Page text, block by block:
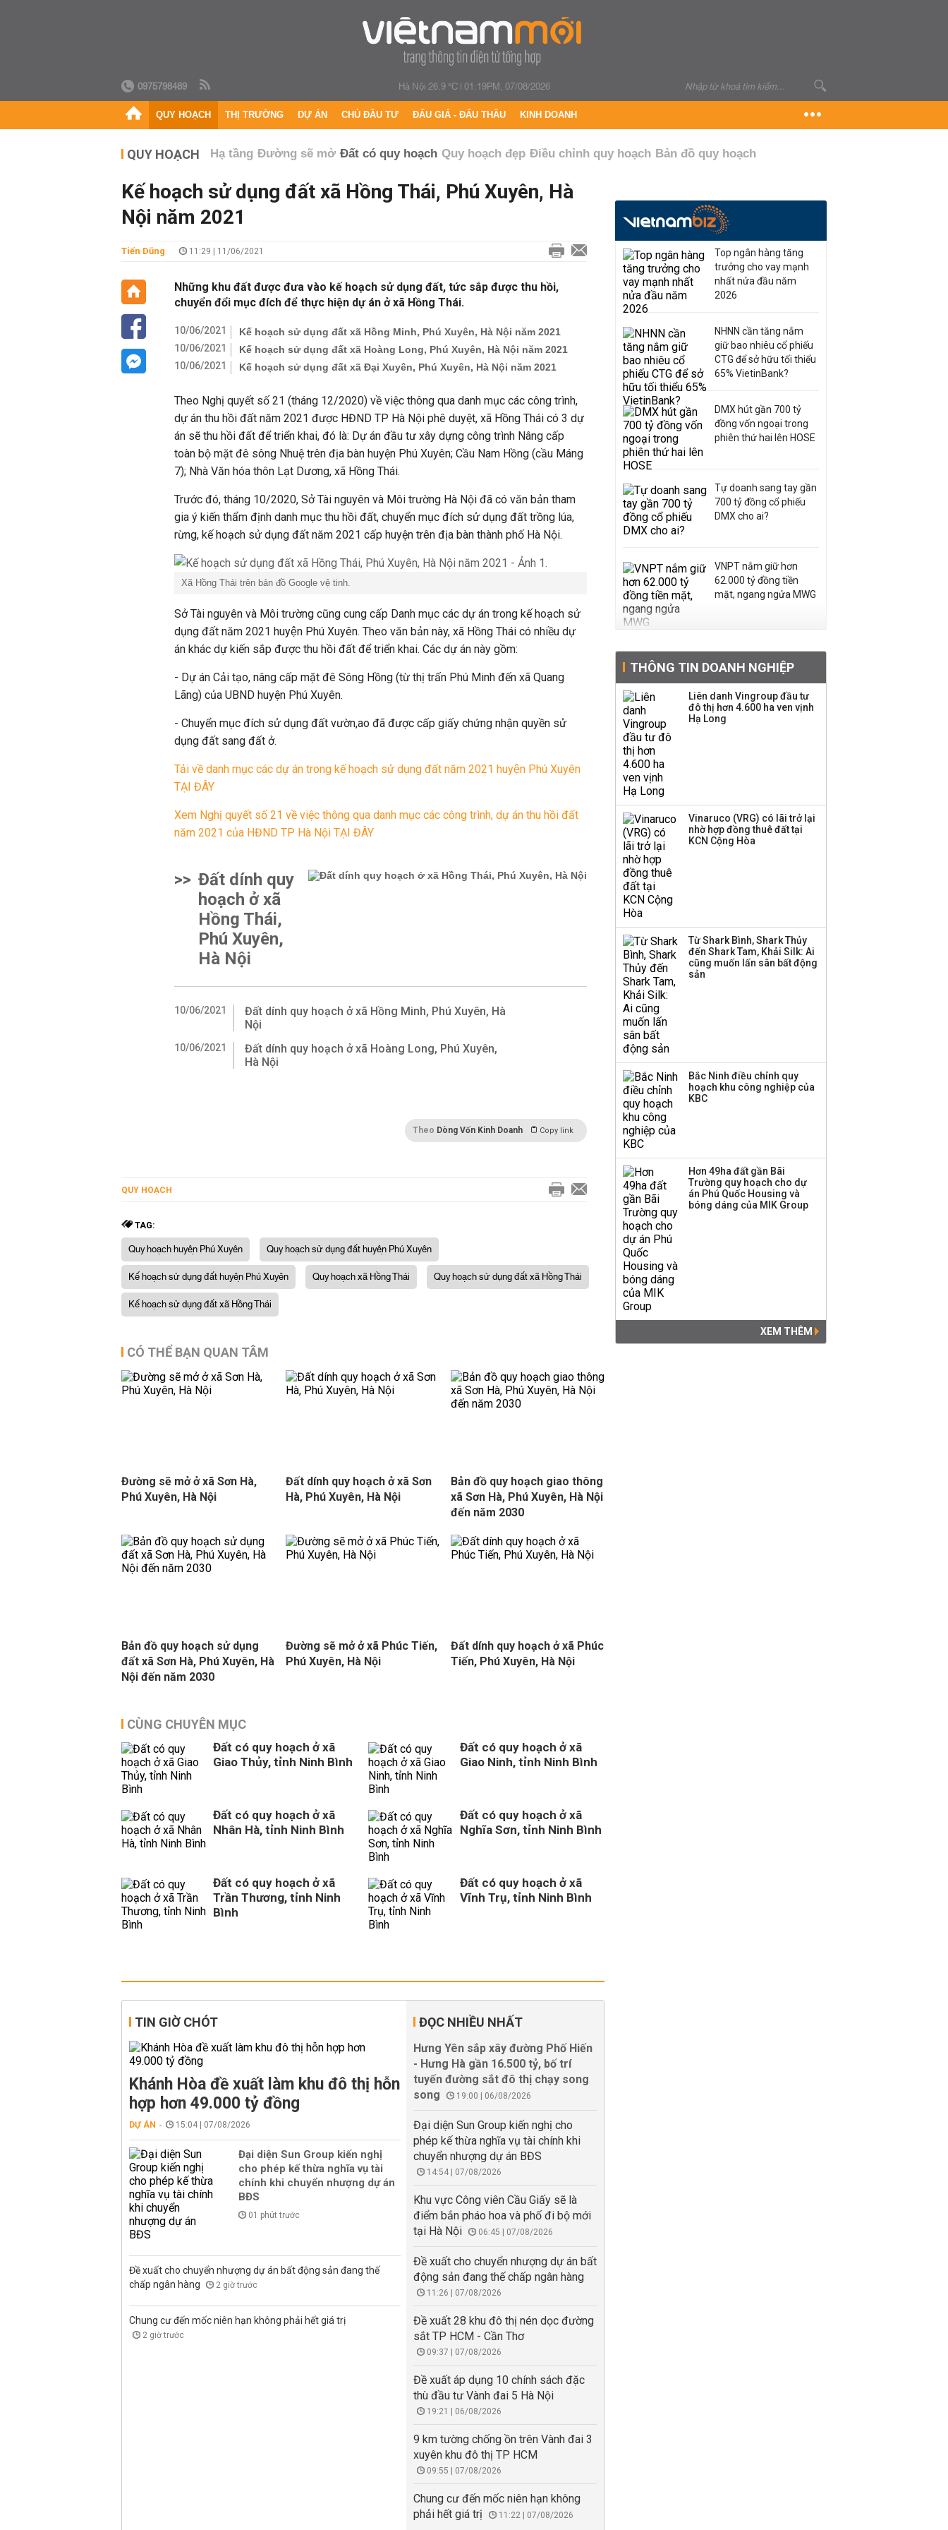
0975798489 Hà Nội 26.9 °C|01:19PM, 07/08/2026
QUY HOẠCH THỊ TRƯỜNG DỰ ÁN CHỦ ĐẦU TƯ ĐẤU GIÁ - ĐẤU THẦU KINH DOANH
QUY HOẠCH Hạ tầng Đường sẽ mở Đất có quy hoạch Quy hoạch đẹp Điều chỉnh quy hoạch Bản đồ quy hoạch
Kế hoạch sử dụng đất xã Hồng Thái, Phú Xuyên, Hà
Nội năm 2021
Tiến Dũng 11:29 | 11/06/2021
Những khu đất được đưa vào kế hoạch sử dụng đất, tức sắp được thu hồi,
chuyển đổi mục đích để thực hiện dự án ở xã Hồng Thái.
10/06/2021
Kế hoạch sử dụng đất xã Hồng Minh, Phú Xuyên, Hà Nội năm 2021
10/06/2021
Kế hoạch sử dụng đất xã Hoàng Long, Phú Xuyên, Hà Nội năm 2021
10/06/2021
Kế hoạch sử dụng đất xã Đại Xuyên, Phú Xuyên, Hà Nội năm 2021
Theo Nghị quyết số 21 (tháng 12/2020) về việc thông qua danh mục các công trình,
dự án thu hồi đất năm 2021 được HĐND TP Hà Nội phê duyệt, xã Hồng Thái có 3 dự
án sẽ thu hồi đất để triển khai, đó là: Dự án đầu tư xây dựng công trình Nâng cấp
toàn bộ mặt đê sông Nhuệ trên địa bàn huyện Phú Xuyên; Cầu Nam Hồng (cầu Máng
7); Nhà Văn hóa thôn Lạt Dương, xã Hồng Thái.
Trước đó, tháng 10/2020, Sở Tài nguyên và Môi trường Hà Nội đã có văn bản tham
gia ý kiến thẩm định danh mục thu hồi đất, chuyển mục đích sử dụng đất trồng lúa,
rừng, kế hoạch sử dụng đất năm 2021 cấp huyện trên địa bàn thành phố Hà Nội.
Xã Hồng Thái trên bản đồ Google vệ tinh.
Sở Tài nguyên và Môi trường cũng cung cấp Danh mục các dự án trong kế hoạch sử
dụng đất năm 2021 huyện Phú Xuyên. Theo văn bản này, xã Hồng Thái có nhiều dự
án khác dự kiến sắp được thu hồi đất để triển khai. Các dự án này gồm:
- Dự án Cải tạo, nâng cấp mặt đê Sông Hồng (từ thị trấn Phú Minh đến xã Quang
Lãng) của UBND huyện Phú Xuyên.
- Chuyển mục đích sử dụng đất vườn,ao đã được cấp giấy chứng nhận quyền sử
dụng đất sang đất ở.
Tải về danh mục các dự án trong kế hoạch sử dụng đất năm 2021 huyện Phú Xuyên
TẠI ĐÂY
Xem Nghị quyết số 21 về việc thông qua danh mục các công trình, dự án thu hồi đất
năm 2021 của HĐND TP Hà Nội TẠI ĐÂY
>> Đất dính quy
hoạch ở xã
Hồng Thái,
Phú Xuyên,
Hà Nội
10/06/2021
Đất dính quy hoạch ở xã Hồng Minh, Phú Xuyên, Hà
Nội
10/06/2021
Đất dính quy hoạch ở xã Hoàng Long, Phú Xuyên,
Hà Nội
Theo Dòng Vốn Kinh Doanh Copy link
QUY HOẠCH
TAG:
Quy hoạch huyện Phú Xuyên
Quy hoạch sử dụng đất huyện Phú Xuyên
Kế hoạch sử dụng đất huyện Phú Xuyên
Quy hoạch xã Hồng Thái
Quy hoạch sử dụng đất xã Hồng Thái
Kế hoạch sử dụng đất xã Hồng Thái
CÓ THỂ BẠN QUAN TÂM
Đường sẽ mở ở xã Sơn Hà,
Phú Xuyên, Hà Nội
Đất dính quy hoạch ở xã Sơn
Hà, Phú Xuyên, Hà Nội
Bản đồ quy hoạch giao thông
xã Sơn Hà, Phú Xuyên, Hà Nội
đến năm 2030
Bản đồ quy hoạch sử dụng
đất xã Sơn Hà, Phú Xuyên, Hà
Nội đến năm 2030
Đường sẽ mở ở xã Phúc Tiến,
Phú Xuyên, Hà Nội
Đất dính quy hoạch ở xã Phúc
Tiến, Phú Xuyên, Hà Nội
CÙNG CHUYÊN MỤC
Đất có quy hoạch ở xã
Giao Thủy, tỉnh Ninh Bình
Đất có quy hoạch ở xã
Giao Ninh, tỉnh Ninh Bình
Đất có quy hoạch ở xã
Nhân Hà, tỉnh Ninh Bình
Đất có quy hoạch ở xã
Nghĩa Sơn, tỉnh Ninh Bình
Đất có quy hoạch ở xã
Trần Thương, tỉnh Ninh
Bình
Đất có quy hoạch ở xã
Vĩnh Trụ, tỉnh Ninh Bình
TIN GIỜ CHÓT
Khánh Hòa đề xuất làm khu đô thị hỗn
hợp hơn 49.000 tỷ đồng
DỰ ÁN 15:04 | 07/08/2026
Đại diện Sun Group kiến nghị
cho phép kế thừa nghĩa vụ tài
chính khi chuyển nhượng dự án
BĐS
01 phút trước
Đề xuất cho chuyển nhượng dự án bất động sản đang thế
chấp ngân hàng
2 giờ trước
Chung cư đến mốc niên hạn không phải hết giá trị
2 giờ trước
ĐỌC NHIỀU NHẤT
Hưng Yên sắp xây đường Phố Hiến
- Hưng Hà gần 16.500 tỷ, bố trí
tuyến đường sắt đô thị chạy song
song
19:00 | 06/08/2026
Đại diện Sun Group kiến nghị cho
phép kế thừa nghĩa vụ tài chính khi
chuyển nhượng dự án BĐS
14:54 | 07/08/2026
Khu vực Công viên Cầu Giấy sẽ là
điểm bắn pháo hoa và phố đi bộ mới
tại Hà Nội
06:45 | 07/08/2026
Đề xuất cho chuyển nhượng dự án bất
động sản đang thế chấp ngân hàng
11:26 | 07/08/2026
Đề xuất 28 khu đô thị nén dọc đường
sắt TP HCM - Cần Thơ
09:37 | 07/08/2026
Đề xuất áp dụng 10 chính sách đặc
thù đầu tư Vành đai 5 Hà Nội
19:21 | 06/08/2026
9 km tường chống ồn trên Vành đai 3
xuyên khu đô thị TP HCM
09:55 | 07/08/2026
Chung cư đến mốc niên hạn không
phải hết giá trị
11:22 | 07/08/2026
Top ngân hàng tăng
trưởng cho vay mạnh
nhất nửa đầu năm
2026
NHNN cần tăng nắm
giữ bao nhiêu cổ phiếu
CTG để sở hữu tối thiểu
65% VietinBank?
DMX hút gần 700 tỷ
đồng vốn ngoại trong
phiên thứ hai lên HOSE
Tự doanh sang tay gần
700 tỷ đồng cổ phiếu
DMX cho ai?
VNPT nắm giữ hơn
62.000 tỷ đồng tiền
mặt, ngang ngửa MWG
thu nhập cho hộ kinh
doanh, doanh nghiệp
có doanh thu dưới 10 tỷ
đồng
Dàn lãnh đạo GenZ nhà
Vingroup,
Techcombank,
BIDV sắp phát hành
gần 500 triệu cổ phiếu,
tăng vốn lên gần
THÔNG TIN DOANH NGHIỆP
Liên danh Vingroup đầu tư
đô thị hơn 4.600 ha ven vịnh
Hạ Long
Vinaruco (VRG) có lãi trở lại
nhờ hợp đồng thuê đất tại
KCN Cộng Hòa
Từ Shark Bình, Shark Thủy
đến Shark Tam, Khải Silk: Ai
cũng muốn lấn sân bất động
sản
Bắc Ninh điều chỉnh quy
hoạch khu công nghiệp của
KBC
Hơn 49ha đất gần Bãi
Trường quy hoạch cho dự
án Phú Quốc Housing và
bóng dáng của MIK Group
XEM THÊM